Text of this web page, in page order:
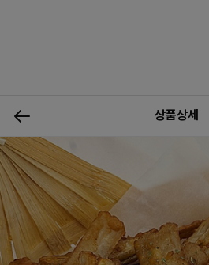
신상품 행사상품이벤트
상품상세